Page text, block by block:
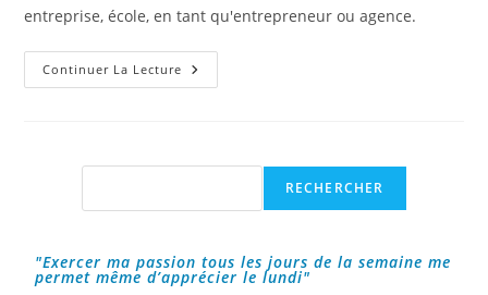
entreprise, école, en tant qu'entrepreneur ou agence.
Continuer La Lecture Les
Bonnes
Sociaux
Rechercher
RECHERCHER
"Exercer ma passion tous les jours de la semaine me
permet même d’apprécier le lundi"